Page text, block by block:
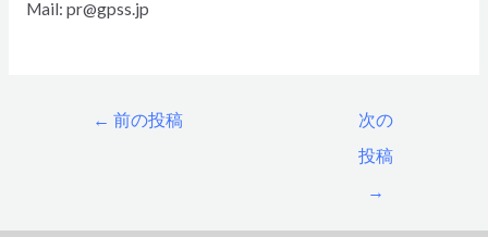
Mail: pr@gpss.jp
← 前の投稿
次の
投稿
→